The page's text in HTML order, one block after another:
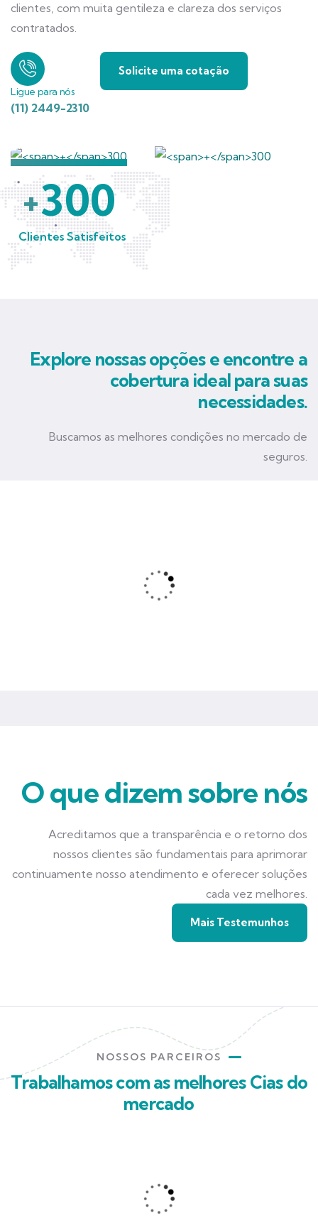
clientes, com muita gentileza e clareza dos serviços
contratados.
Ligue para nós
(11) 2449-2310
Solicite uma cotação
+300
Clientes Satisfeitos
Explore nossas opções e encontre a
cobertura ideal para suas
necessidades.
Buscamos as melhores condições no mercado de
seguros.
O que dizem sobre nós
Acreditamos que a transparência e o retorno dos
nossos clientes são fundamentais para aprimorar
continuamente nosso atendimento e oferecer soluções
cada vez melhores.
Mais Testemunhos
NOSSOS PARCEIROS
Trabalhamos com as melhores Cias do
mercado